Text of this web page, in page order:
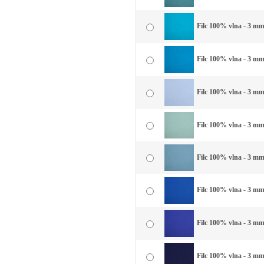
Filc 100% vlna - 3
Filc 100% vlna - 3
Filc 100% vlna - 3
Filc 100% vlna - 3
Filc 100% vlna - 3
Filc 100% vlna - 3
Filc 100% vlna - 3
Filc 100% vlna - 3